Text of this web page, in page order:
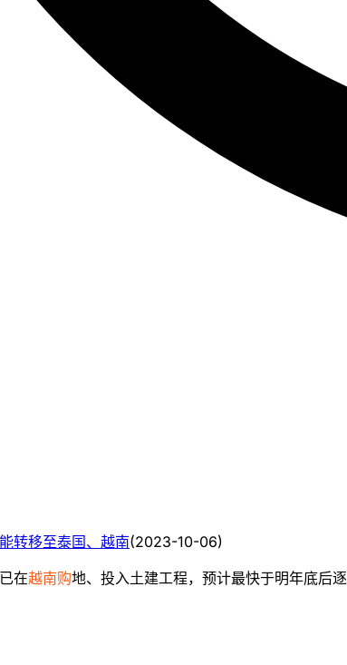
转移至泰国、越南(2023-10-06)
在越南购地、投入土建工程，预计最快于明年底后